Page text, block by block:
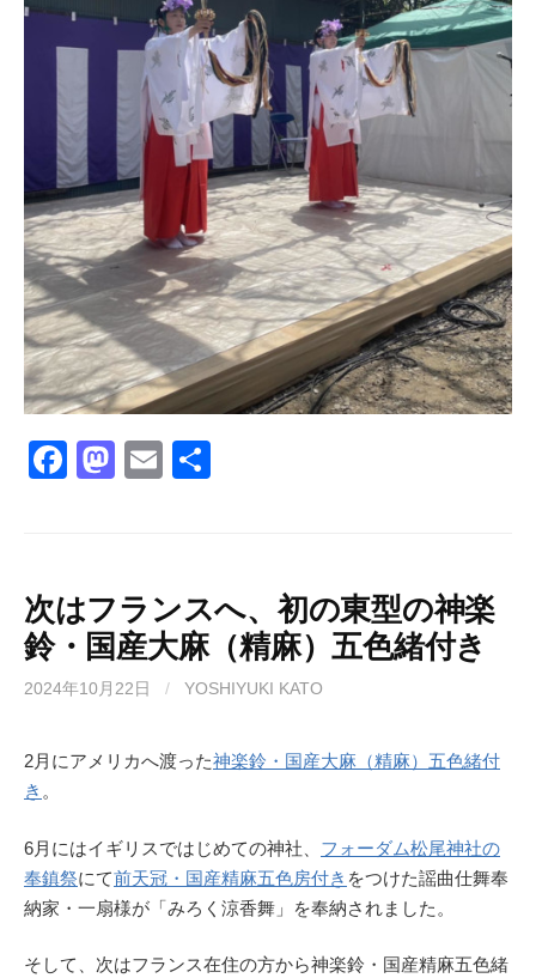
F
b
o
o
M
d
o
n
E
次はフランスへ、初の東型の神楽
鈴・国産大麻（精麻）五色緒付き
2024年10月22日 / YOSHIYUKI KATO
2月にアメリカへ渡った神楽鈴・国産大麻（精麻）五色緒付
き 。
6月にはイギリスではじめての神社、 フォーダム松尾神社の
奉鎮祭にて前天冠・国産精麻五色房付き をつけた謡曲仕舞奉
納家・一扇様が「みろく涼香舞」を奉納されました。
そして、次はフランス在住の方から神楽鈴・国産精麻五色緒